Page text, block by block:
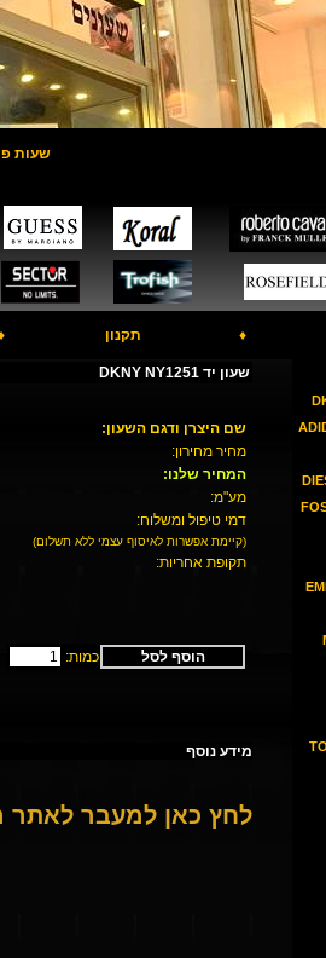
שעות פתיחה: א'-ה'
♦ תקנון
שעון יד DKNY NY1251
שם היצרן ודגם השעון:
מחיר מחירון:
המחיר שלנו:
מע"מ:
דמי טיפול ומשלוח:
(קיימת אפשרות לאיסוף עצמי ללא תשלום)
תקופת אחריות:
הוסף לסל
כמות:
מידע נוסף
לחץ כאן למעבר